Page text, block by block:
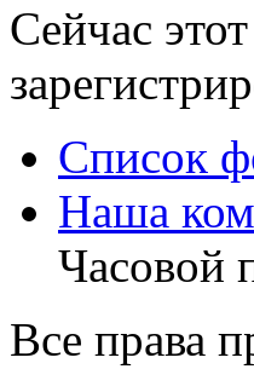
Сейчас
Список
Наша
Часовой
Все права